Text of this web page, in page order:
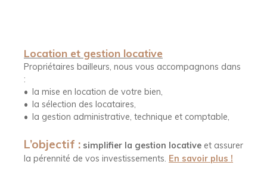
Location et gestion locative
Propriétaires bailleurs, nous vous accompagnons dans
:
la mise en location de votre bien,
la sélection des locataires,
la gestion administrative, technique et comptable,
L’objectif : simplifier la gestion locative et assurer
la pérennité de vos investissements. En savoir plus !